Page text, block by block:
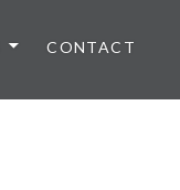
CONTACT